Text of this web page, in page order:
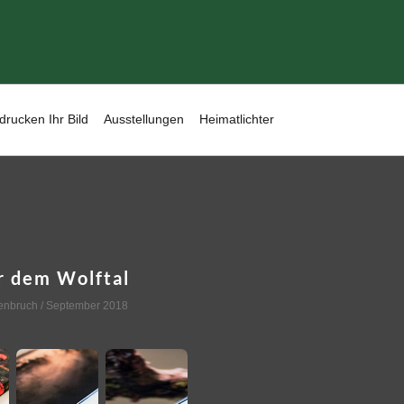
Ihr Bild Ausstellungen Heimatlichter
dem Wolftal
/ September 2018